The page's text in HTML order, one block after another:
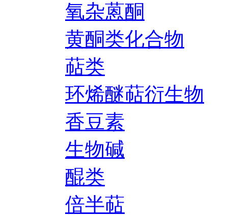
氧杂蒽酮
黄酮类化合物
萜类
环烯醚萜衍生物
香豆素
生物碱
醌类
倍半萜